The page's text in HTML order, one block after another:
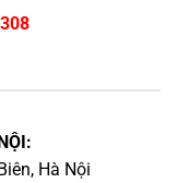
Hà Nội